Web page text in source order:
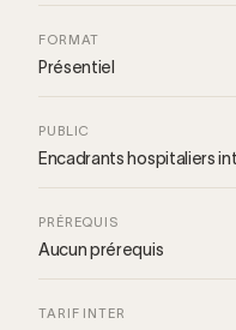
FORMAT
Présentiel
PUBLIC
Encadrants hospitaliers
PRÉREQUIS
Aucun prérequis
TARIF INTER